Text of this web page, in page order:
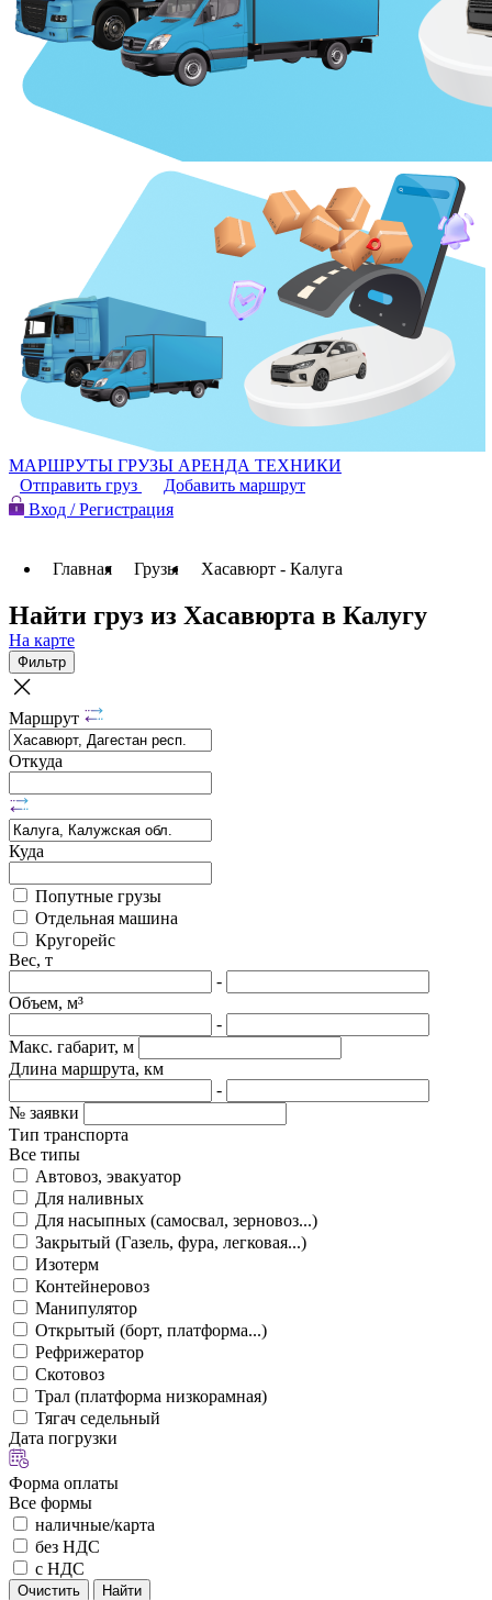
МАРШРУТЫ ГРУЗЫ АРЕНДА ТЕХНИКИ
Отправить груз
Добавить маршрут
Вход / Регистрация
Главная Грузы Хасавюрт - Калуга
Найти груз из Хасавюрта в Калугу
На карте
Фильтр
Маршрут
Откуда
Куда
Попутные грузы
Отдельная машина
Кругорейс
Вес, т
-
Объем, м³
-
Макс. габарит, м
Длина маршрута, км
-
№ заявки
Тип транспорта
Все типы
Автовоз, эвакуатор
Для наливных
Для насыпных (самосвал, зерновоз...)
Закрытый (Газель, фура, легковая...)
Изотерм
Контейнеровоз
Манипулятор
Открытый (борт, платформа...)
Рефрижератор
Скотовоз
Трал (платформа низкорамная)
Тягач седельный
Дата погрузки
Форма оплаты
Все формы
наличные/карта
без НДС
с НДС
Очистить Найти